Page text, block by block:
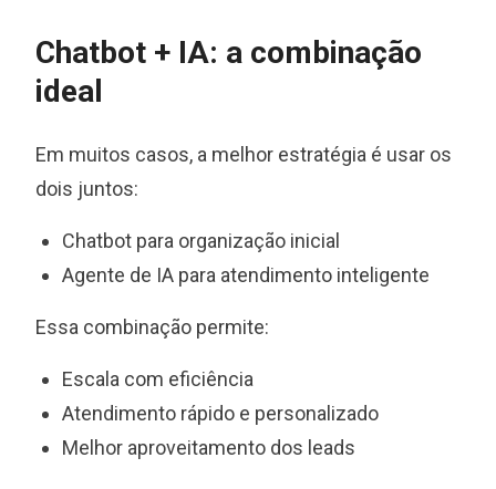
Chatbot + IA: a combinação
ideal
Em muitos casos, a melhor estratégia é usar os
dois juntos:
Chatbot para organização inicial
Agente de IA para atendimento inteligente
Essa combinação permite:
Escala com eficiência
Atendimento rápido e personalizado
Melhor aproveitamento dos leads